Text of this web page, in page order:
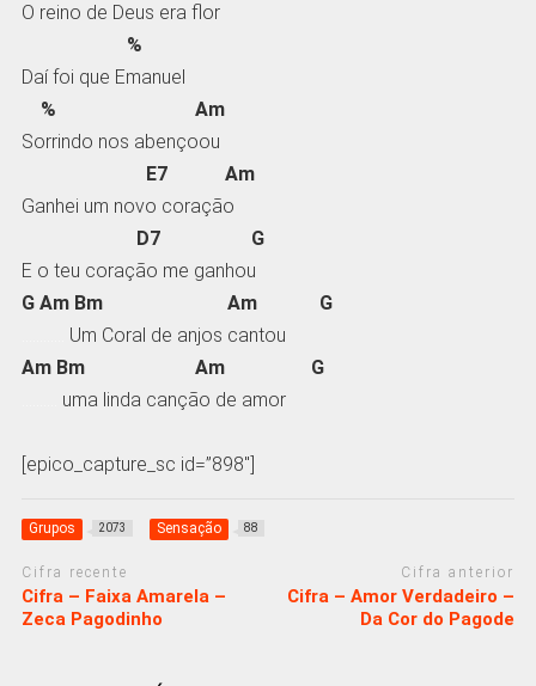
O reino de Deus era flor
%
Daí foi que Emanuel
% Am
Sorrindo nos abençoou
E7 Am
Ganhei um novo coração
D7 G
E o teu coração me ganhou
G Am Bm Am G
Um Coral de anjos cantou
Am Bm Am G
uma linda canção de amor
[epico_capture_sc id=”898″]
Grupos 2073 Sensação 88
Cifra recente
Cifra – Faixa Amarela –
Zeca Pagodinho
Cifra anterior
Cifra – Amor Verdadeiro –
Da Cor do Pagode